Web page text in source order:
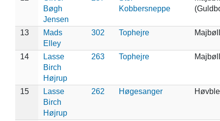
Bøgh
Jensen
Kobbersneppe
13
Mads
Elley
302 Tophejre
14
Lasse
Birch
Højrup
263 Tophejre
15
Lasse
Birch
Højrup
262 Høgesanger